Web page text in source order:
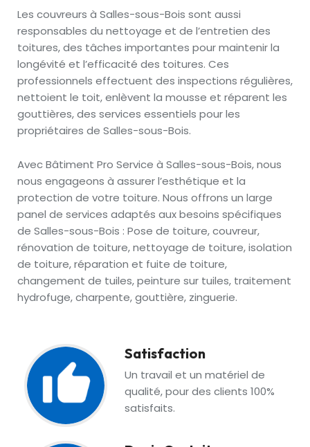
Les couvreurs à Salles-sous-Bois sont aussi
responsables du nettoyage et de l’entretien des
toitures, des tâches importantes pour maintenir la
longévité et l’efficacité des toitures. Ces
professionnels effectuent des inspections régulières,
nettoient le toit, enlèvent la mousse et réparent les
gouttières, des services essentiels pour les
propriétaires de Salles-sous-Bois.
Avec Bâtiment Pro Service à Salles-sous-Bois, nous
nous engageons à assurer l’esthétique et la
protection de votre toiture. Nous offrons un large
panel de services adaptés aux besoins spécifiques
de Salles-sous-Bois : Pose de toiture, couvreur,
rénovation de toiture, nettoyage de toiture, isolation
de toiture, réparation et fuite de toiture,
changement de tuiles, peinture sur tuiles, traitement
hydrofuge, charpente, gouttière, zinguerie.
Satisfaction
Un travail et un matériel de
qualité, pour des clients 100%
satisfaits.